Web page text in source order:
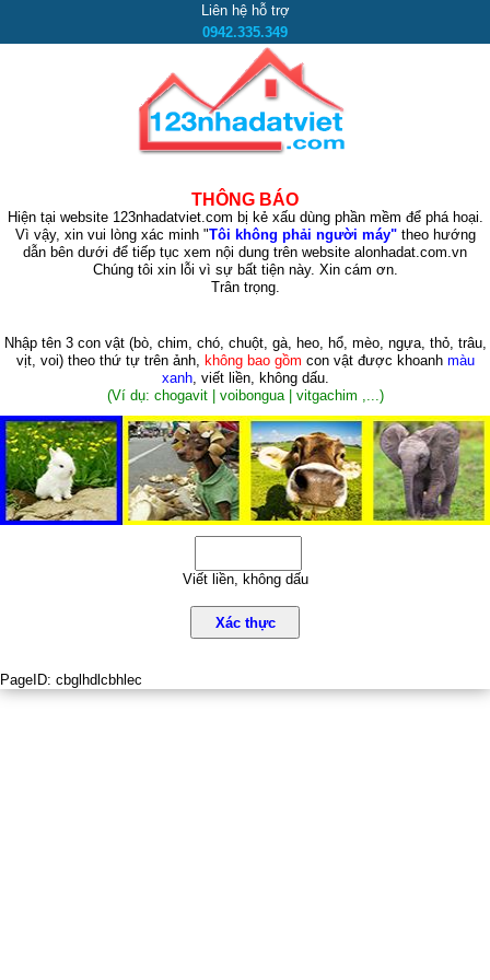
Liên hệ hỗ trợ
0942.335.349
THÔNG BÁO
Hiện tại website 123nhadatviet.com bị kẻ xấu dùng phần mềm để phá hoại.
Vì vậy, xin vui lòng xác minh "Tôi không phải người máy"theo hướng
dẫn bên dưới để tiếp tục xem nội dung trên website alonhadat.com.vn
Chúng tôi xin lỗi vì sự bất tiện này. Xin cám ơn.
Trân trọng.
Nhập tên 3 con vật (bò, chim, chó, chuột, gà, heo, hổ, mèo, ngựa, thỏ, trâu,
vịt, voi)theo thứ tự trên ảnh, không bao gồm con vật được khoanh màu
xanh, viết liền, không dấu.
(Ví dụ: chogavit | voibongua | vitgachim ,...)
Viết liền, không dấu
Xác thực
PageID: cbglhdlcbhlec